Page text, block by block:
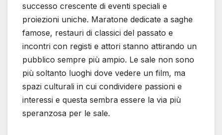
successo crescente di eventi speciali e
proiezioni uniche. Maratone dedicate a saghe
famose, restauri di classici del passato e
incontri con registi e attori stanno attirando un
pubblico sempre più ampio. Le sale non sono
più soltanto luoghi dove vedere un film, ma
spazi culturali in cui condividere passioni e
interessi e questa sembra essere la via più
speranzosa per le sale.